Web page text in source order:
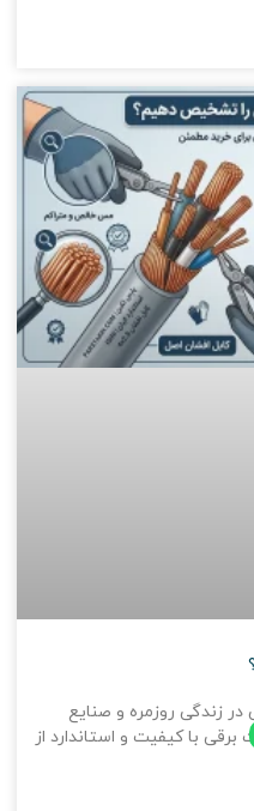
زندگی روزمره و صنایع
با کیفیت و استاندارد از